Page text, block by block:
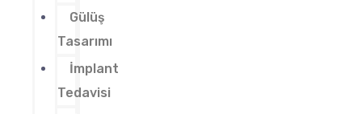
Gülüş
Tasarımı
İmplant
Tedavisi